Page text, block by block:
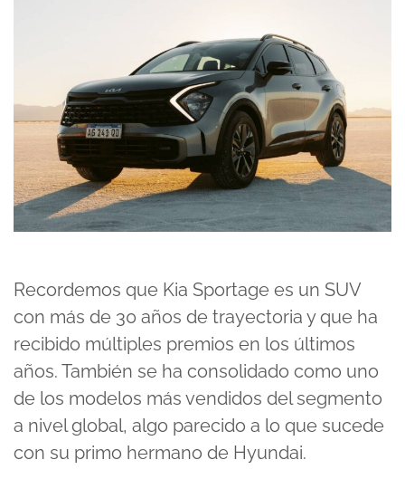
Recordemos que Kia Sportage es un SUV
con más de 30 años de trayectoria y que ha
recibido múltiples premios en los últimos
años. También se ha consolidado como uno
de los modelos más vendidos del segmento
a nivel global, algo parecido a lo que sucede
con su primo hermano de Hyundai.